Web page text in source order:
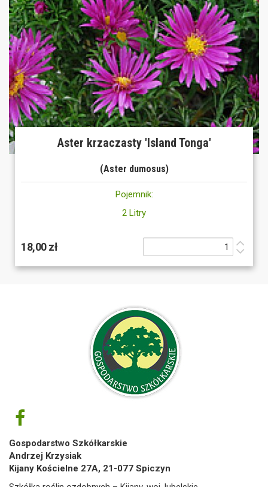
Aster krzaczasty 'Island Tonga'
(Aster dumosus)
Pojemnik:
2 Litry
18,00 zł
Gospodarstwo Szkółkarskie
Andrzej Krzysiak
Kijany Kościelne 27A, 21-077 Spiczyn